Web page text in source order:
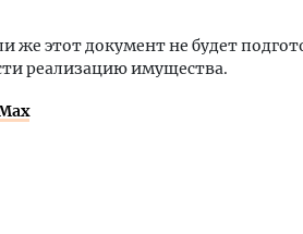
же этот документ не будет
реализацию имущества.